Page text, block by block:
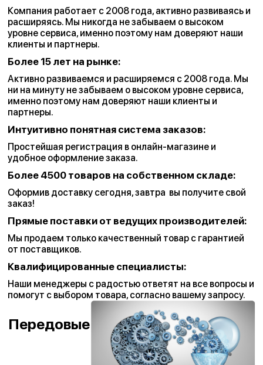
Компания работает с 2008 года, активно развиваясь и
расширяясь. Мы никогда не забываем о высоком
уровне сервиса, именно поэтому нам доверяют наши
клиенты и партнеры.
Более 15 лет на рынке:
Активно развиваемся и расширяемся с 2008 года. Мы
ни на минуту не забываем о высоком уровне сервиса,
именно поэтому нам доверяют наши клиенты и
партнеры.
Интуитивно понятная система заказов:
Простейшая регистрация в онлайн-магазине и
удобное оформление заказа.
Более 4500 товаров на собственном складе:
Оформив доставку сегодня, завтра ­ вы получите свой
заказ!
Прямые поставки от ведущих производителей:
Мы продаем только качественный товар с гарантией
от поставщиков.
Квалифицированные специалисты:
Наши менеджеры с радостью ответят на все вопросы и
помогут с выбором товара, согласно вашему запросу.
Передовые